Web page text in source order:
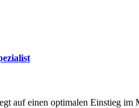
auf einen optimalen Einstieg